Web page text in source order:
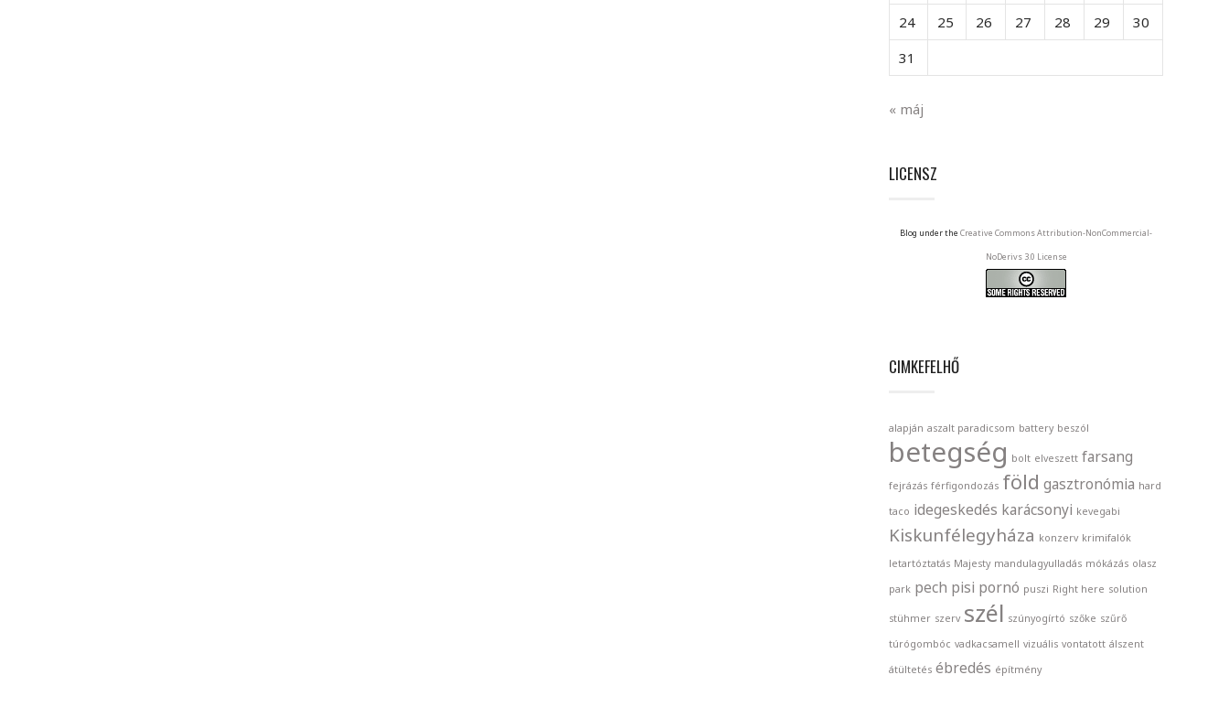
24
25 26 27 28 29
30
31
« máj
LICENSZ
Blog under the Creative Commons Attribution-NonCommercial-
NoDerivs 3.0 License
CIMKEFELHŐ
alapján aszalt paradicsom battery beszól
betegség bolt elveszett farsang
fejrázás férfigondozás föld gasztronómia hard
taco idegeskedés karácsonyi kevegabi
Kiskunfélegyháza konzerv krimifalók
letartóztatás Majesty mandulagyulladás mókázás olasz
park pech pisi pornó puszi Right here solution
stühmer szerv szél szúnyogírtó szőke szűrő
túrógombóc vadkacsamell vizuális vontatott álszent
átültetés ébredés építmény